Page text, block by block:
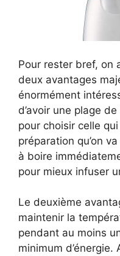
Pour rester bref, on
deux avantages
énormément
d’avoir une plage
pour choisir celle
préparation qu’on
à boire
pour mieux infuser
Le deuxième
maintenir la
pendant au moins
minimum